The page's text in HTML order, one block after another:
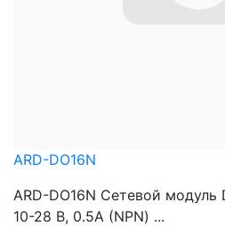
ARD-DO16N
ARD-DO16N Сетевой
10-28 В, 0.5А (NPN) ...